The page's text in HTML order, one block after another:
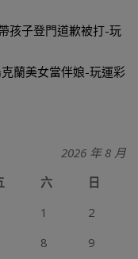
孩子登門道歉被打-玩
蘭美女當伴娘-玩運彩
2026 年 8 月
六
日
1
2
8
9